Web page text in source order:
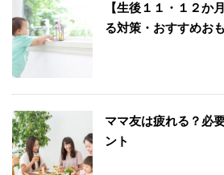
【生後１１・１２か
る対策・おすすめお
ママ友は疲れる？必
ント